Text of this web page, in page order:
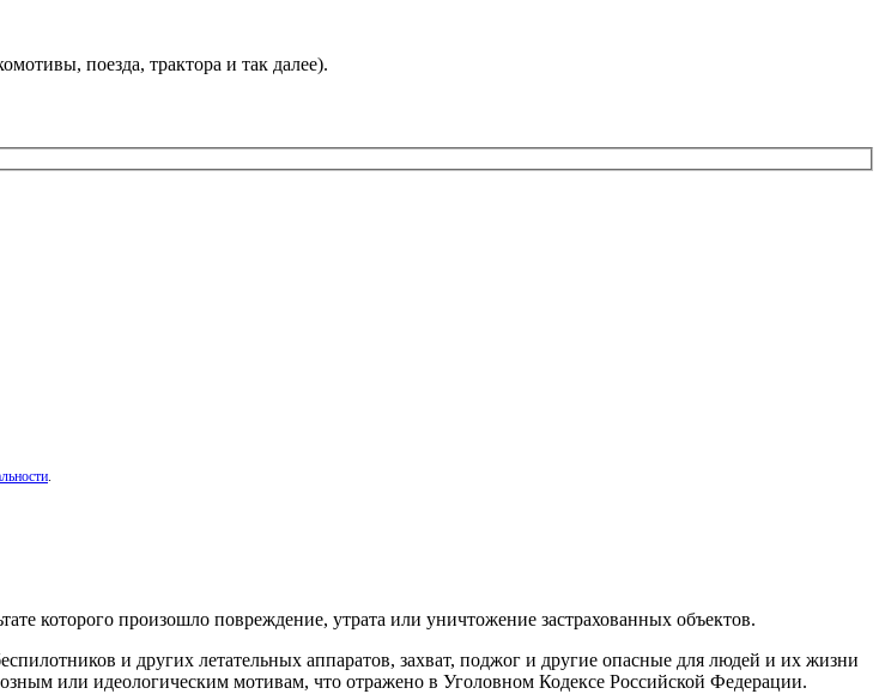
поезда, трактора и так далее).
которого произошло повреждение, утрата или уничтожение застрахованных объектов.
и других летательных аппаратов, захват, поджог и другие опасные для людей и их жизни
или идеологическим мотивам, что отражено в Уголовном Кодексе Российской Федерации.